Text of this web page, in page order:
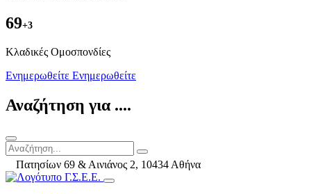
69+3
Kλαδικές Ομοσπονδίες
Ενημερωθείτε Ενημερωθείτε
Αναζήτηση για ....
Πατησίων 69 & Αινιάνος 2, 10434 Αθήνα